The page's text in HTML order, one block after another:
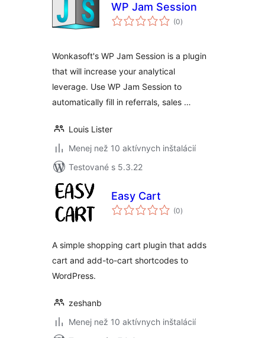
WP Jam Session
(0celkové
hodnotenie
)
Wonkasoft's WP Jam Session is a plugin
that will increase your analytical
leverage. Use WP Jam Session to
automatically fill in referrals, sales …
Louis Lister
Menej než 10 aktívnych inštalácií
Testované s 5.3.22
Easy Cart
(0celkové
hodnotenie
)
A simple shopping cart plugin that adds
cart and add-to-cart shortcodes to
WordPress.
zeshanb
Menej než 10 aktívnych inštalácií